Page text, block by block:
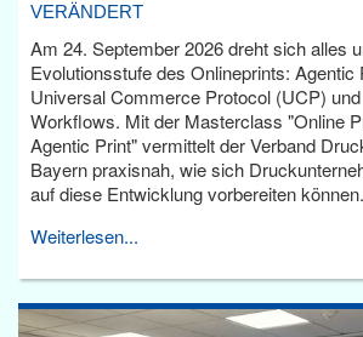
VERÄNDERT
Am 24. September 2026 dreht sich alles
Evolutionsstufe des Onlineprints: Agentic
Universal Commerce Protocol (UCP)
Workflows. Mit der Masterclass "Online
Agentic Print" vermittelt der Verband
Bayern praxisnah, wie sich
auf diese Entwicklung vorbereiten können.
Weiterlesen...